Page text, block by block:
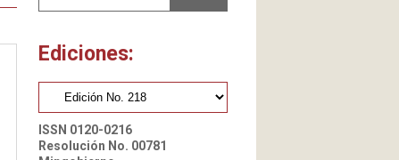
Ediciones:
ISSN 0120-0216
Resolución No. 00781